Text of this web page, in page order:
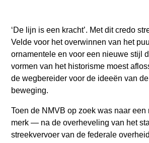
‘De lijn is een kracht’. Met dit credo
Velde voor het overwinnen van het
ornamentele en voor een nieuwe stijl
vormen van het historisme moest
de wegbereider voor de ideeën van
beweging.
Toen de NMVB op zoek was naar
merk — na de overheveling van het
streekvervoer van de federale